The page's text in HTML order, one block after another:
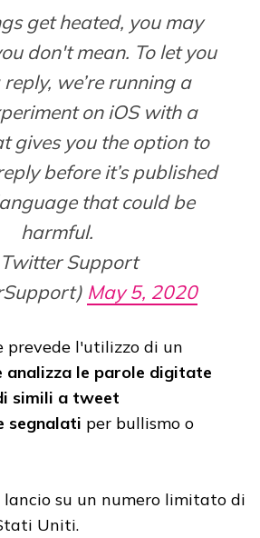
get heated, you may
don't mean. To let you
we’re running a
on iOS with a
gives you the option to
before it’s published
that could be
harmful.
Support
May 5, 2020
prevede l'utilizzo di un
analizza le parole digitate
simili a tweet
segnalati per bullismo o
su un numero limitato di
Uniti.